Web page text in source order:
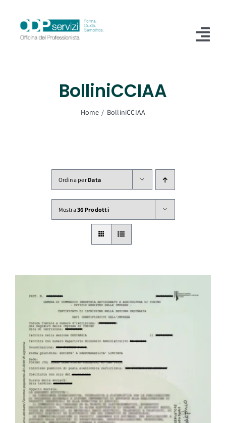
contenuto
BolliniCCIAA
Home BolliniCCIAA
Ordina per Data
Mostra36 Prodotti